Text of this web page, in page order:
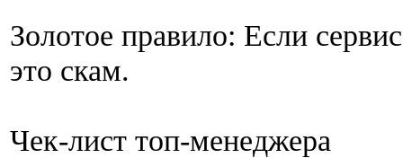
Золотое правило: Если
это скам.
Чек-лист топ-менеджера